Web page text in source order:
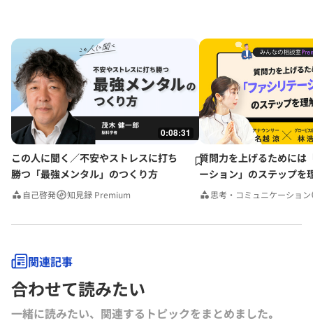
0:08:31
この人に聞く／不安やストレスに打ち
勝つ「最強メンタル」のつくり方
自己啓発 知見録 Premium
質問力を上げるためには
ーション」のステップを
みんなの相談室Premium
思考・コミュニケーション
関連記事
合わせて読みたい
一緒に読みたい、関連するトピックをまとめました｡